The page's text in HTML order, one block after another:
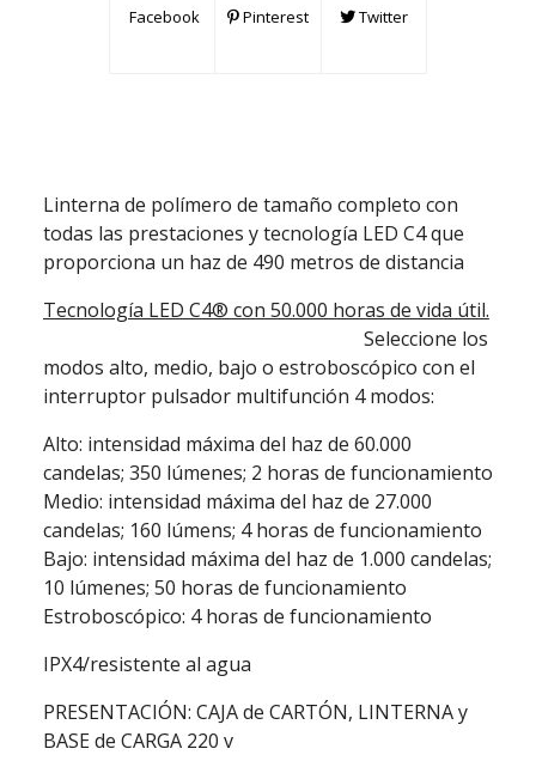
Facebook Pinterest Twitter
Linterna de polímero de tamaño completo con
todas las prestaciones y tecnología LED C4 que
proporciona un haz de 490 metros de distancia
Tecnología LED C4® con 50.000 horas de vida útil.
Seleccione los
modos alto, medio, bajo o estroboscópico con el
interruptor pulsador multifunción 4 modos:
Alto: intensidad máxima del haz de 60.000
candelas; 350 lúmenes; 2 horas de funcionamiento
Medio: intensidad máxima del haz de 27.000
candelas; 160 lúmens; 4 horas de funcionamiento
Bajo: intensidad máxima del haz de 1.000 candelas;
10 lúmenes; 50 horas de funcionamiento
Estroboscópico: 4 horas de funcionamiento
IPX4/resistente al agua
PRESENTACIÓN: CAJA de CARTÓN, LINTERNA y
BASE de CARGA 220 v